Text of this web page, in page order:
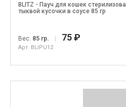
BLITZ - Пауч для кошек
тыквой кусочки в соусе 85 гр
Вес: 85 гр. | 75 ₽
Арт. BLIPU12